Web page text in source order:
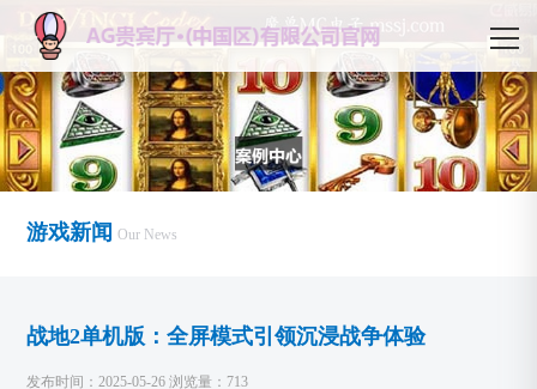
游戏新闻 Our News
战地2单机版：全屏模式引领沉浸战争体验
发布时间：2025-05-26 浏览量：713